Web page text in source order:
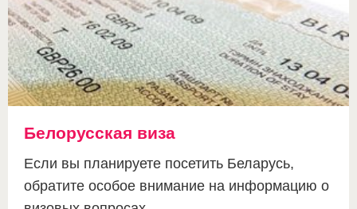
Белорусская виза
Если вы планируете посетить Беларусь,
обратите особое внимание на информацию о